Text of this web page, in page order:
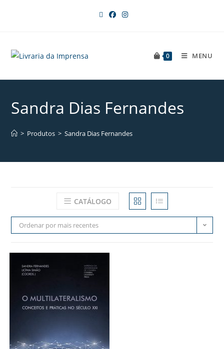
0 MENU
Sandra Dias Fernandes
> Produtos > Sandra Dias Fernandes
CATÁLOGO
Ordenar por mais recentes